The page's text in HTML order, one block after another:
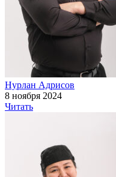
Нурлан Адрисов
8 ноября 2024
Читать